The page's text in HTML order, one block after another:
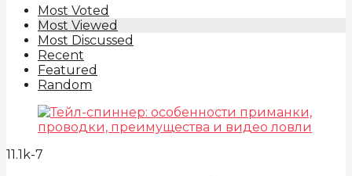
Most Voted
Most Viewed
Most Discussed
Recent
Featured
Random
11.1k-7